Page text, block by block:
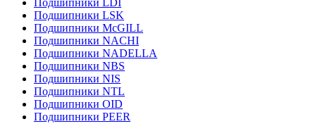
Подшипники LDI
Подшипники LSK
Подшипники McGILL
Подшипники NACHI
Подшипники NADELLA
Подшипники NBS
Подшипники NIS
Подшипники NTL
Подшипники OID
Подшипники PEER